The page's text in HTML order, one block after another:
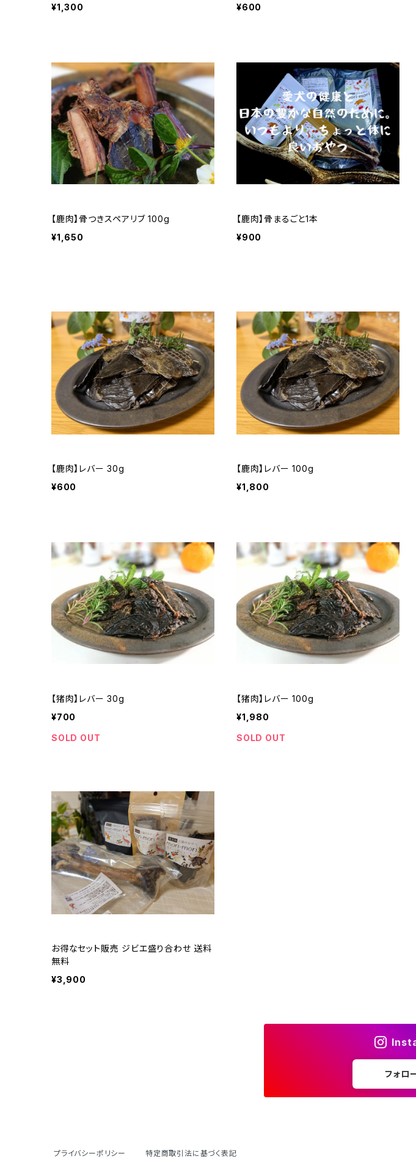
¥1,300
¥600
【鹿肉】骨つきスペアリブ 100g
¥1,650
【鹿肉】骨まるごと1本
¥900
【鹿肉】レバー 30g
¥600
【鹿肉】レバー 100g
¥1,800
【猪肉】レバー 30g
¥700
SOLD OUT
【猪肉】レバー 100g
¥1,980
SOLD OUT
お得なセット販売 ジビエ盛り合わせ 送料
無料
¥3,900
フォロ
プライバシーポリシー 特定商取引法に基づく表記